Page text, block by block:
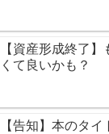
【資産形成終了
くて良いかも？
【告知】本のタ